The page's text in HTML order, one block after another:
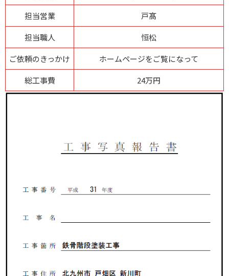
担当営業
戸髙
担当職人
恒松
ご依頼のきっかけ
ホームページをご覧になって
総工事費
24万円